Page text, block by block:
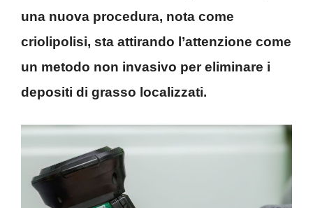
una nuova procedura, nota come
criolipolisi, sta attirando l’attenzione come
un metodo non invasivo per eliminare i
depositi di grasso localizzati.